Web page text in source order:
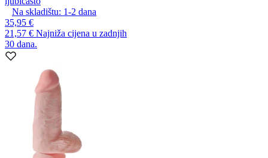
Na skladištu: 1-2 dana
35,95 €
21,57 € Najniža cijena u zadnjih
30 dana.